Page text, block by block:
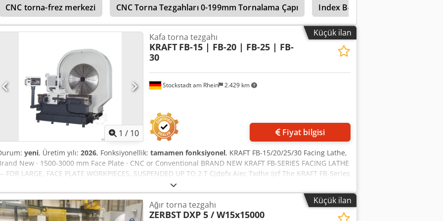
tahrikli başlık 2x Destek kuyruk mili Panel alanları (3x3,0 metrelik birbiri ardına duran ve 4 adet ek panel
alanı) 1x çerçeve Ø yaklaşık. 350mm 1x çerçeve Ø yaklaşık. 650mm Seyahat desteği (büyük) X=550mm ve
X0=220mm / Z=2600mm ve Z0=400mm Seyahat desteği (küçük) X=170mm ve Z=340mm Kaplama torna
tezgahı artık dış depomuza taşındı (fotoğraf no. 1). Fabrika lokasyonundan bazı fotoğraflar çekildi. Makine
nakliyeye hazır olup satışa sunulmuştur. İD. *
CNC torna-frez merkezi
CNC Torna Tezgahları 0-199mm Tornalama Çapı Index B400
Küçük ilan
1 / 10
Stockstadt am Rhein 2.429 km
Kafa torna tezgahı
KRAFT FB-15 | FB-20 | FB-25 | FB-
30
Fiyat bilgisi
yeni, Üretim yılı: 2026, Fonksiyonellik: tamamen fonksiyonel, KRAFT FB-15/20/25/30 Facing Lathe,
New · 1500-3000 mm Face Plate · CNC or Conventional BRAND NEW KRAFT FB-SERIES FACING LATHE
FOR LARGE, FACE PLATE WORKPIECES, SUSPENDED UP TO 2 T Cjdpfx Aiec Txdhe Ijrf The KRAFT FB-Series
provides cost-effective machining of large, flat workpieces such as brake discs, flanges, wheels, bearing
or drum components. Four models are available with turning diameters from 1,500 to 3,000 mm
a suspended workpiece weight of up to 2 t, covering single-part to medium-batch production.
as a conventional or CNC variant (Siemens, Fanuc, or Fagor controls), with or without tailstock,
Küçük ilan
Ağır torna tezgahı
ZERBST DXP 5 / W15x15000